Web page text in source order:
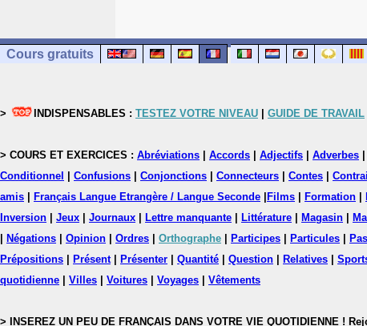
Cours gratuits
> INDISPENSABLES : TESTEZ VOTRE NIVEAU GUIDE DE TRAVAIL
> COURS ET EXERCICES : Abréviations Accords Adjectifs Adverbes
Conditionnel
Confusions Conjonctions Connecteurs Contes
amis
Français Langue Etrangère / Langue Seconde Films Formation
Inversion
Jeux Journaux Lettre manquante Littérature Magasin
Négations Opinion Ordres Orthographe Participes Particules
Prépositions
Présent| Présenter Quantité Question Relatives
quotidienne
Villes Voitures Voyages Vêtements
> INSEREZ UN PEU DE FRANÇAIS DANS VOTRE VIE QUOTIDIENNE !